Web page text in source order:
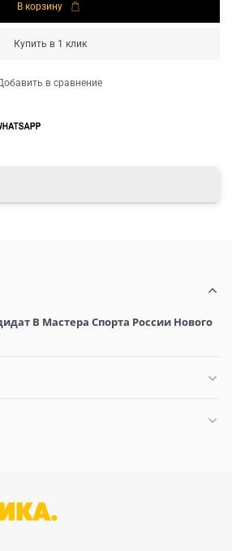
в сравнение
В корзину
Купить в 1 клик
В Мастера Спорта России Нового